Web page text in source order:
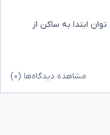
ابتدا به ساکن از
مشاهده دیدگاه‌ها (۰)